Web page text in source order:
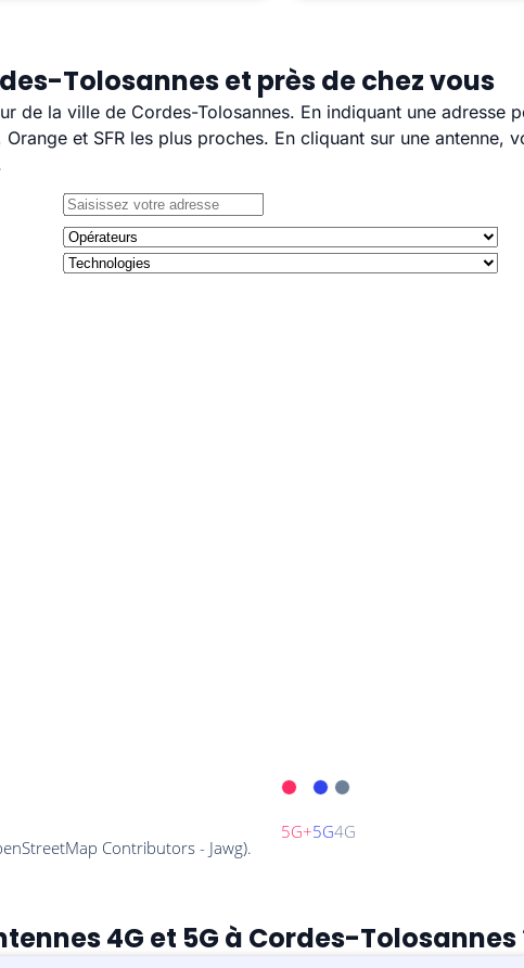
Tolosannes et près de chez vous
de la ville de Cordes-Tolosannes. En indiquant une
et SFR les plus proches. En cliquant sur une
4G et 5G à Cordes-Tolosannes